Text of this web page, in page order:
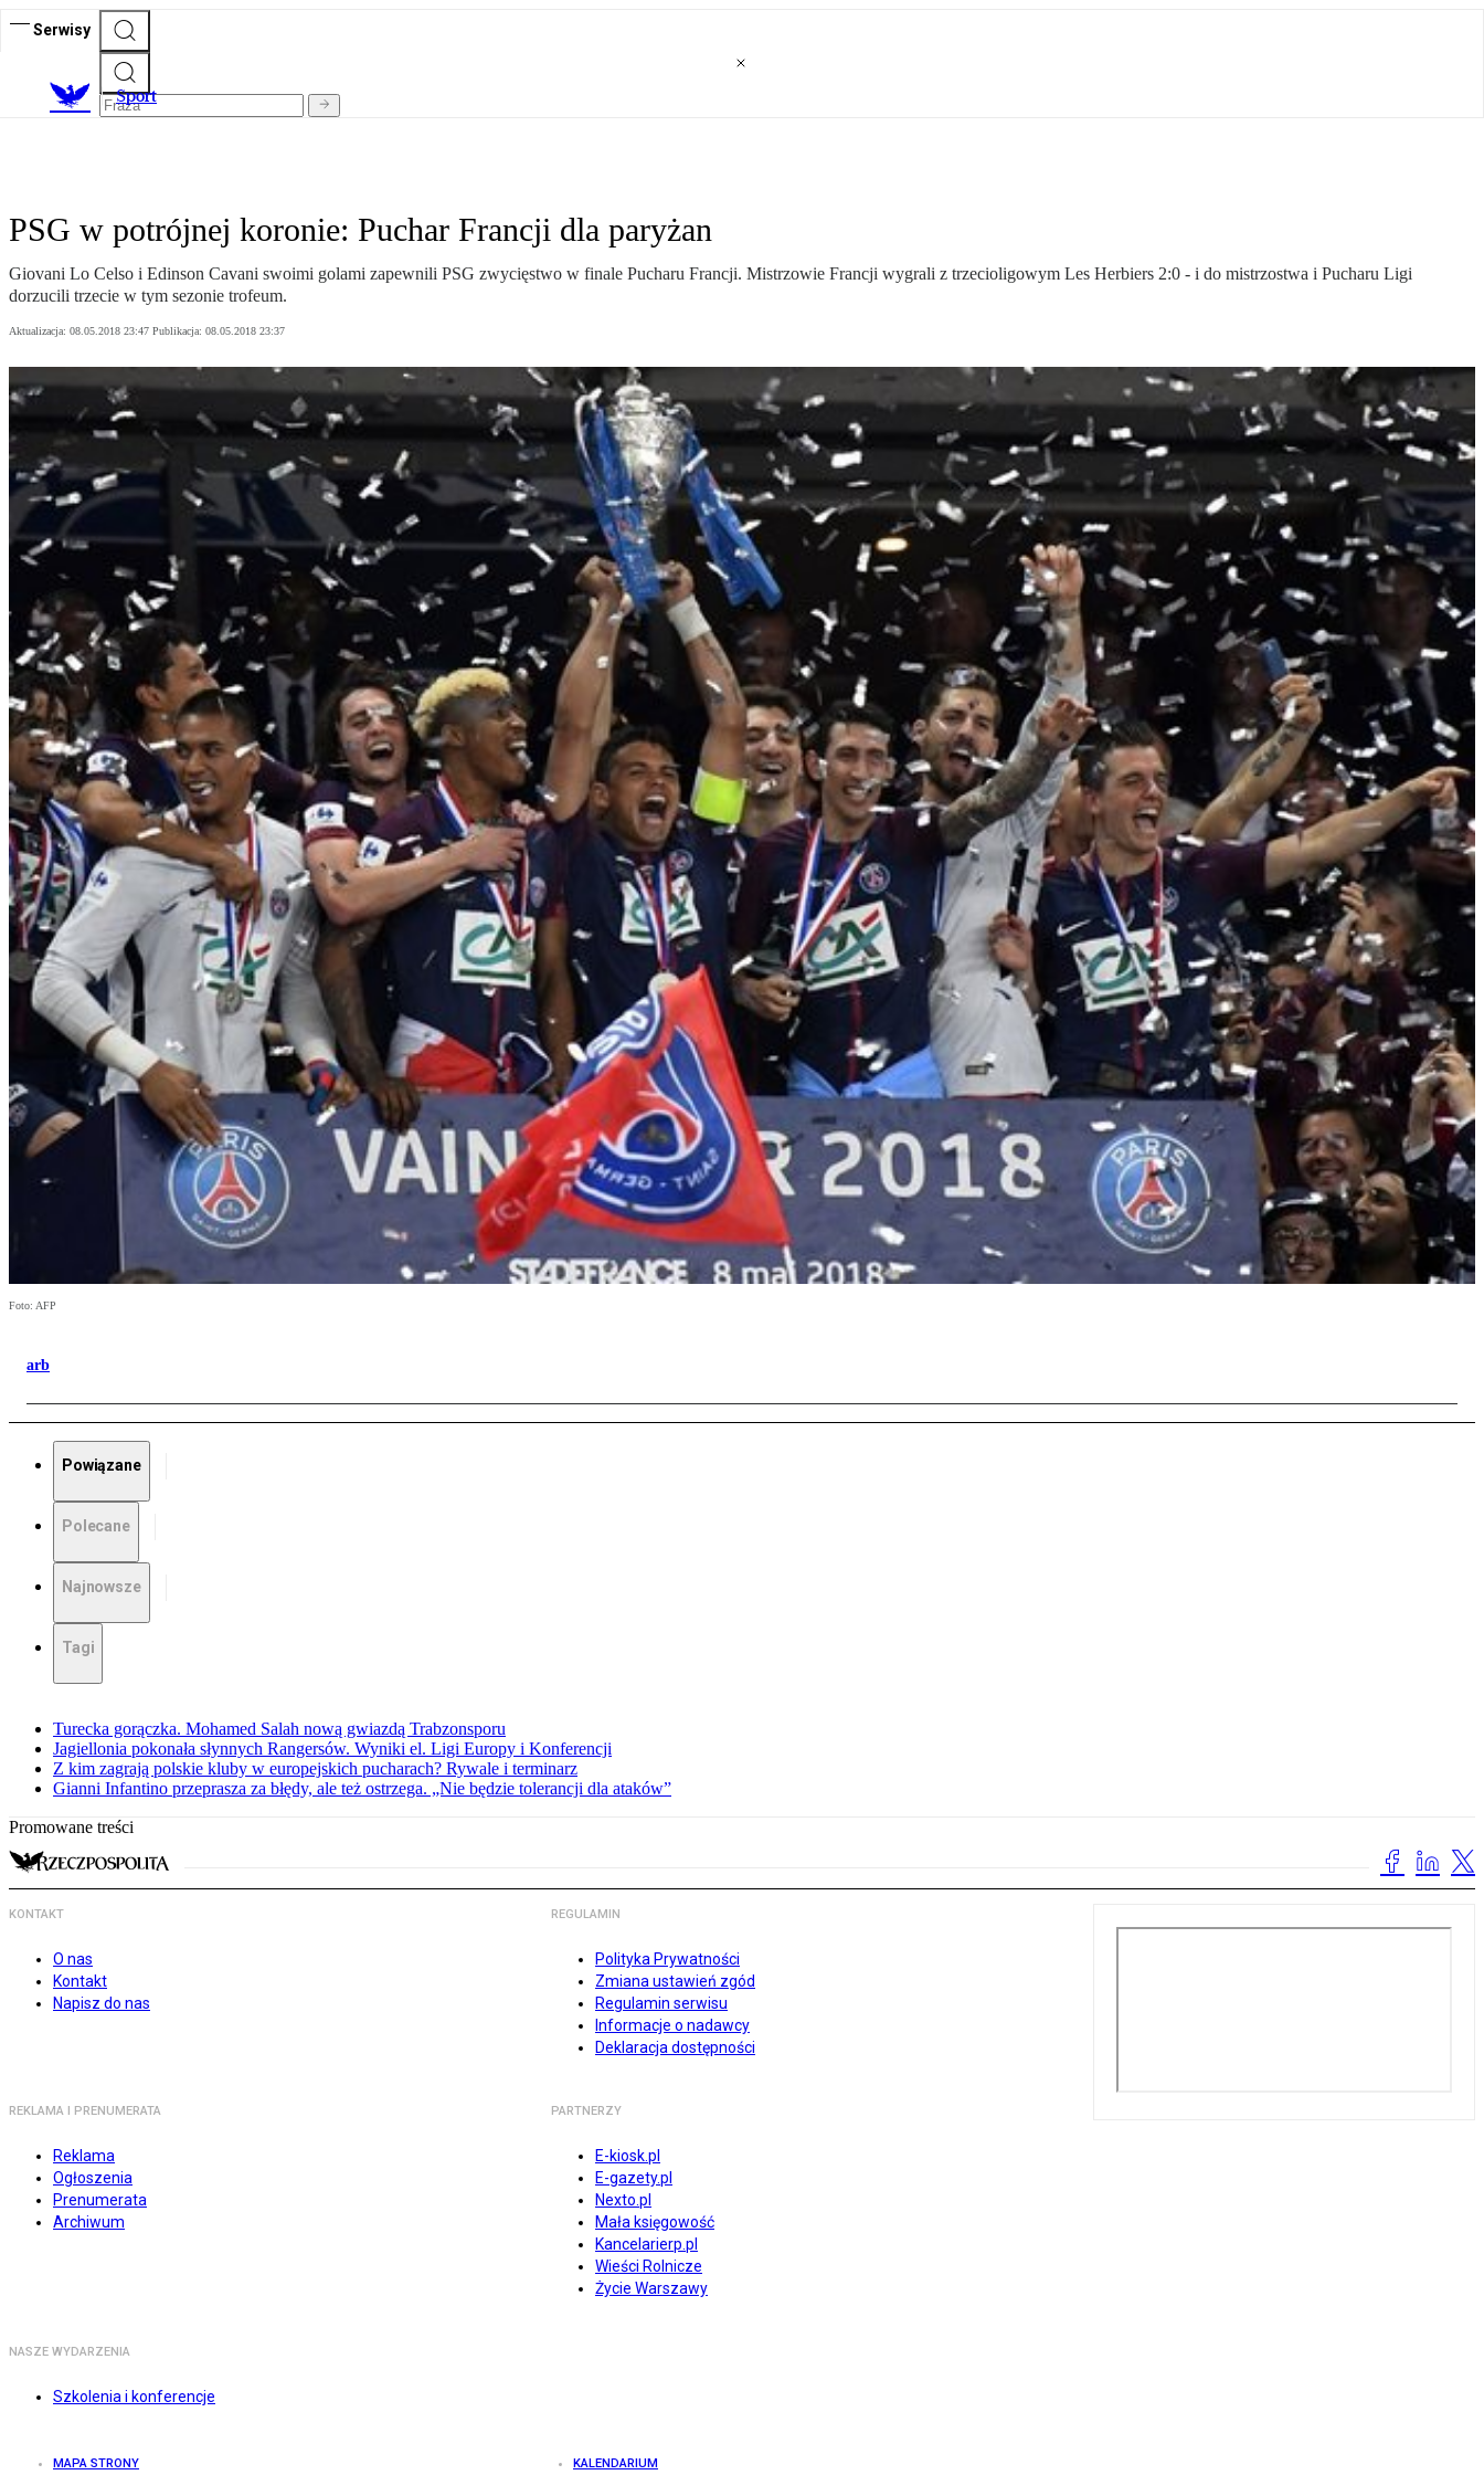
Serwisy
Sport
PSG w potrójnej koronie: Puchar Francji dla paryżan
Giovani Lo Celso i Edinson Cavani swoimi golami zapewnili PSG zwycięstwo w finale Pucharu Francji. Mistrzowie Francji wygrali z trzecioligowym Les Herbiers 2:0 - i do mistrzostwa i Pucharu Ligi
dorzucili trzecie w tym sezonie trofeum.
Aktualizacja: 08.05.2018 23:47 Publikacja: 08.05.2018 23:37
Foto: AFP
arb
Powiązane
Polecane
Najnowsze
Tagi
Turecka gorączka. Mohamed Salah nową gwiazdą Trabzonsporu
Jagiellonia pokonała słynnych Rangersów. Wyniki el. Ligi Europy i Konferencji
Z kim zagrają polskie kluby w europejskich pucharach? Rywale i terminarz
Gianni Infantino przeprasza za błędy, ale też ostrzega. „Nie będzie tolerancji dla ataków”
Promowane treści
KONTAKT
O nas
Kontakt
Napisz do nas
REGULAMIN
Polityka Prywatności
Zmiana ustawień zgód
Regulamin serwisu
Informacje o nadawcy
Deklaracja dostępności
REKLAMA I PRENUMERATA
Reklama
Ogłoszenia
Prenumerata
Archiwum
PARTNERZY
E-kiosk.pl
E-gazety.pl
Nexto.pl
Mała księgowość
Kancelarierp.pl
Wieści Rolnicze
Życie Warszawy
NASZE WYDARZENIA
Szkolenia i konferencje
MAPA STRONY KALENDARIUM